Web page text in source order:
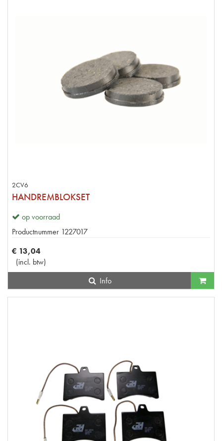
2CV6
HANDREMBLOKSET
op voorraad
Productnummer 1227017
€ 13,04
(incl. btw)
Info